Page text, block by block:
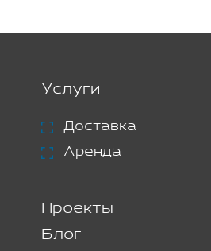
Услуги
Доставка
Аренда
Проекты
Блог